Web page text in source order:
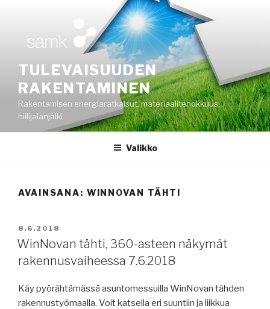
TULEVAISUUDEN
RAKENTAMINEN
Rakentamisen energiaratkaisut, materiaalitehokkuus,
hiilijalanjälki
Valikko
AVAINSANA: WINNOVAN TÄHTI
JULKAISTU
8.6.2018
WinNovan tähti, 360-asteen näkymät
rakennusvaiheessa 7.6.2018
Käy pyörähtämässä asuntomessuilla WinNovan tähden
rakennustyömaalla. Voit katsella eri suuntiin ja liikkua